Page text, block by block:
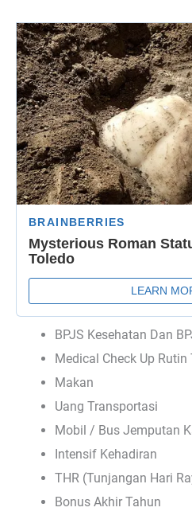
BPJS Kesehatan Dan
Medical Check Up
Makan
Uang Transportasi
Mobil / Bus Jemputan
Intensif Kehadiran
THR (Tunjangan Hari
Bonus Akhir Tahun